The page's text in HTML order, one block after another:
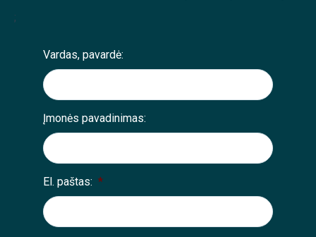
;
Vardas, pavardė:
Įmonės pavadinimas:
El. paštas: *